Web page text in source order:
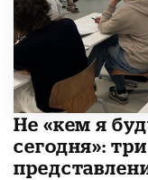
Не «кем я
сегодня»: